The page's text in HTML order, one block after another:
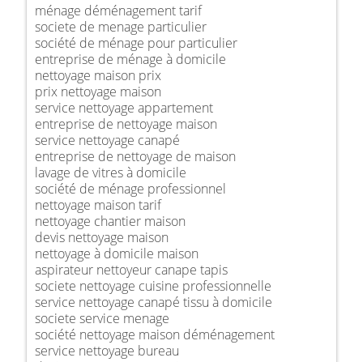
ménage déménagement tarif
societe de menage particulier
société de ménage pour particulier
entreprise de ménage à domicile
nettoyage maison prix
prix nettoyage maison
service nettoyage appartement
entreprise de nettoyage maison
service nettoyage canapé
entreprise de nettoyage de maison
lavage de vitres à domicile
société de ménage professionnel
nettoyage maison tarif
nettoyage chantier maison
devis nettoyage maison
nettoyage à domicile maison
aspirateur nettoyeur canape tapis
societe nettoyage cuisine professionnelle
service nettoyage canapé tissu à domicile
societe service menage
société nettoyage maison déménagement
service nettoyage bureau